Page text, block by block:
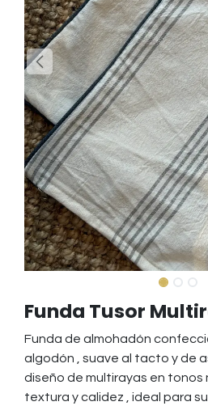
Funda Tusor
Funda de almohadón
algodón , suave al tacto y de
diseño de multirayas en
textura y calidez , ideal para